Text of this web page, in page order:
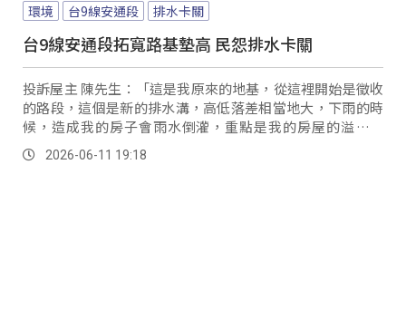
環境 台9線安通段 排水卡關
台9線安通段拓寬路基墊高 民怨排水卡關
投訴屋主 陳先生：「這是我原來的地基，從這裡開始是徵收
的路段，這個是新的排水溝，高低落差相當地大，下雨的時
候，造成我的房子會雨水倒灌，重點是我的房屋的溢流的
水，當初是從舊的水溝，排放到水溝去，可是現在路程變更
之後，排水溝挖掉了，高於我的房子，我的排水也沒有地方
2026-06-11 19:18